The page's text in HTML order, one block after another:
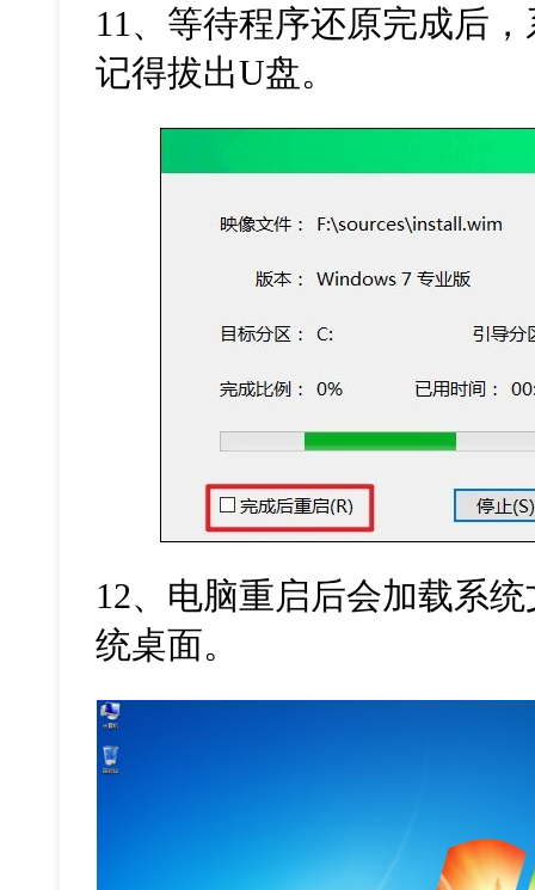
11 、等待程序还原完成后
记得拔出U盘。
12、电脑重启后会加载系
统桌面。